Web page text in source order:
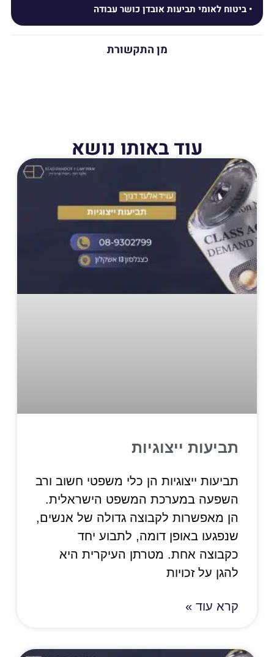
ביטוח לאומי תביעות אובדן כושר עבודה
מן התקשורת
עוד באותו נושא
תביעות ייצוגיות
תביעות ייצוגיות הן כלי משפטי חשוב ורב
השפעה במערכת המשפט הישראלית.
הן מאפשרות לקבוצה גדולה של אנשים,
שנפגעו באופן דומה, לתבוע יחד
כקבוצה אחת. מטרתן העיקרית היא
להגן על זכויות
קרא עוד »